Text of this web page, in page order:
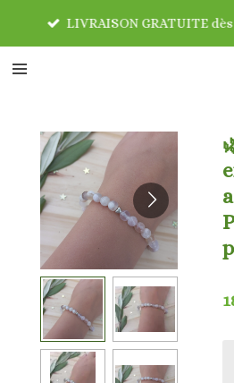
principal
LIVRAISON GRATUITE